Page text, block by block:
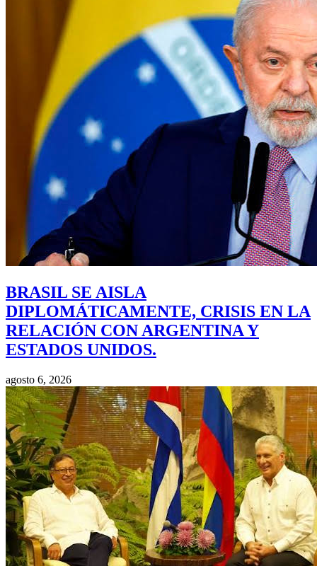
BRASIL SE AISLA
DIPLOMÁTICAMENTE, CRISIS EN LA
RELACIÓN CON ARGENTINA Y
ESTADOS UNIDOS.
agosto 6, 2026